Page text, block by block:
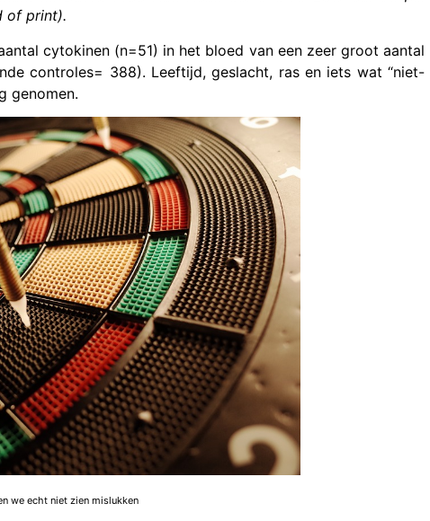
of print).
cytokinen (n=51) in het bloed van een zeer groot aantal
controles= 388). Leeftijd, geslacht, ras en iets wat “niet-
genomen.
we echt niet zien mislukken